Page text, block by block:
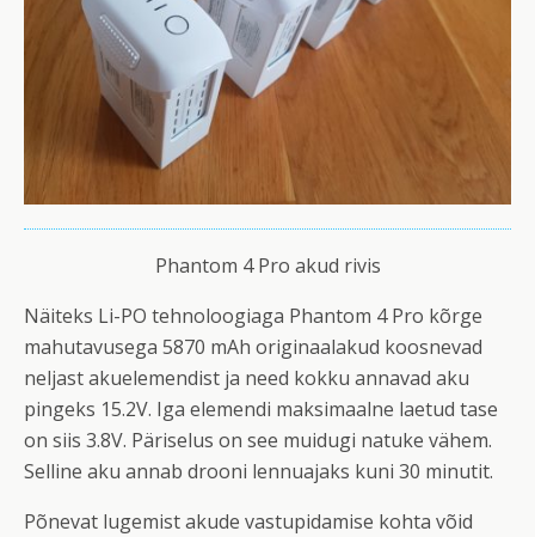
Phantom 4 Pro akud rivis
Näiteks Li-PO tehnoloogiaga Phantom 4 Pro kõrge
mahutavusega 5870 mAh originaalakud koosnevad
neljast akuelemendist ja need kokku annavad aku
pingeks 15.2V. Iga elemendi maksimaalne laetud tase
on siis 3.8V. Päriselus on see muidugi natuke vähem.
Selline aku annab drooni lennuajaks kuni 30 minutit.
Põnevat lugemist akude vastupidamise kohta võid